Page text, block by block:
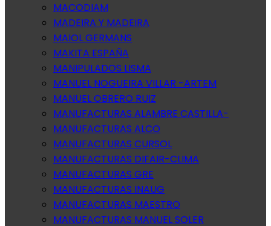
MACODIAM
MADEIRA Y MADEIRA
MAIOL GERMANS
MAKITA ESPAÑA
MANIPULADOS LISMA
MANUEL NOGUEIRA VILLAR -ARTEM
MANUEL OBRERO RUIZ
MANUFACTURAS ALAMBRE CASTILLA-
MANUFACTURAS ALCO
MANUFACTURAS CURSOL
MANUFACTURAS DIFAIR-CLIMA
MANUFACTURAS GRE
MANUFACTURAS INAUG
MANUFACTURAS MAESTRO
MANUFACTURAS MANUEL SOLER